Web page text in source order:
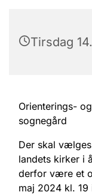
Tirsdag
Orienterings-
sognegård
Der skal
landets kirker i
derfor være et
maj 2024 kl.